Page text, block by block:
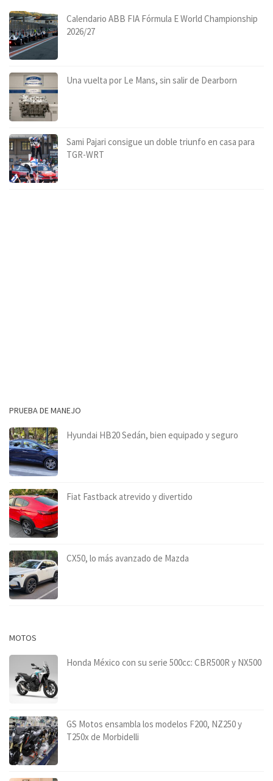
Calendario ABB FIA Fórmula E World Championship
2026/27
Una vuelta por Le Mans, sin salir de Dearborn
Sami Pajari consigue un doble triunfo en casa para
TGR-WRT
PRUEBA DE MANEJO
Hyundai HB20 Sedán, bien equipado y seguro
Fiat Fastback atrevido y divertido
CX50, lo más avanzado de Mazda
MOTOS
Honda México con su serie 500cc: CBR500R y NX500
GS Motos ensambla los modelos F200, NZ250 y
T250x de Morbidelli